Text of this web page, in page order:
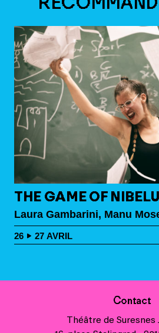
THE GAME OF
Laura Gambarini, Manu
26 27 AVRIL
Contact
Théâtre de Suresnes